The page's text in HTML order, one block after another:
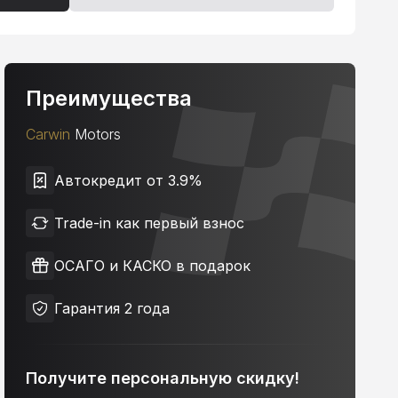
Преимущества
Carwin Motors
Автокредит от 3.9%
Trade-in как первый взнос
ОСАГО и КАСКО в подарок
Гарантия 2 года
Получите персональную скидку!